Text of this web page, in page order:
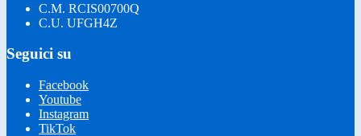
C.M. RCIS00700Q
C.U. UFGH4Z
Seguici su
Facebook
Youtube
Instagram
TikTok